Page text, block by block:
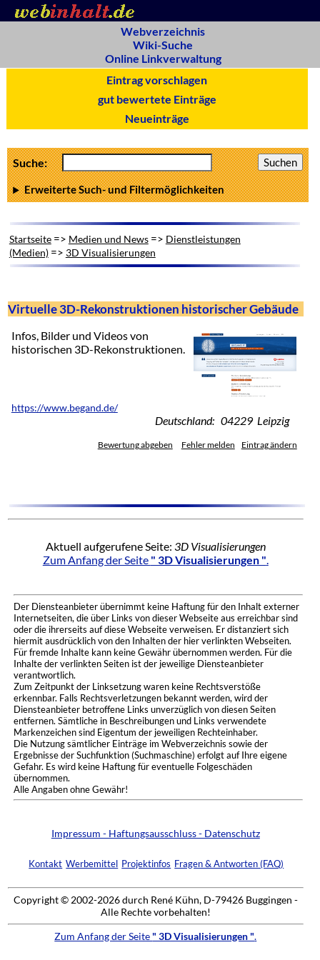
Webverzeichnis
Wiki-Suche
Online Linkverwaltung
Eintrag vorschlagen
gut bewertete Einträge
Neueinträge
Suche:
Erweiterte Such- und Filtermöglichkeiten
Startseite=> Medien und News=> Dienstleistungen
(Medien)=> 3D Visualisierungen
Virtuelle 3D-Rekonstruktionen historischer Gebäude
Infos, Bilder und Videos von
historischen 3D-Rekonstruktionen.
https://www.begand.de/
Deutschland: 04229 Leipzig
Bewertung abgeben Fehler melden Eintrag ändern
Aktuell aufgerufene Seite: 3D Visualisierungen
Zum Anfang der Seite " 3D Visualisierungen ".
Der Diensteanbieter übernimmt keine Haftung für den Inhalt externer
Internetseiten, die über Links von dieser Webseite aus erreichbar sind
oder die ihrerseits auf diese Webseite verweisen. Er distanziert sich
hiermit ausdrücklich von den Inhalten der hier verlinkten Webseiten.
Für fremde Inhalte kann keine Gewähr übernommen werden. Für die
Inhalte der verlinkten Seiten ist der jeweilige Diensteanbieter
verantwortlich.
Zum Zeitpunkt der Linksetzung waren keine Rechtsverstöße
erkennbar. Falls Rechtsverletzungen bekannt werden, wird der
Diensteanbieter betroffene Links unverzüglich von diesen Seiten
entfernen. Sämtliche in Beschreibungen und Links verwendete
Markenzeichen sind Eigentum der jeweiligen Rechteinhaber.
Die Nutzung sämtlicher Einträge im Webverzeichnis sowie der
Ergebnisse der Suchfunktion (Suchmaschine) erfolgt auf Ihre eigene
Gefahr. Es wird keine Haftung für eventuelle Folgeschäden
übernommen.
Alle Angaben ohne Gewähr!
Impressum - Haftungsausschluss - Datenschutz
Kontakt Werbemittel Projektinfos Fragen & Antworten (FAQ)
Copyright © 2002-2026 durch René Kühn, D-79426 Buggingen -
Alle Rechte vorbehalten!
Zum Anfang der Seite " 3D Visualisierungen ".